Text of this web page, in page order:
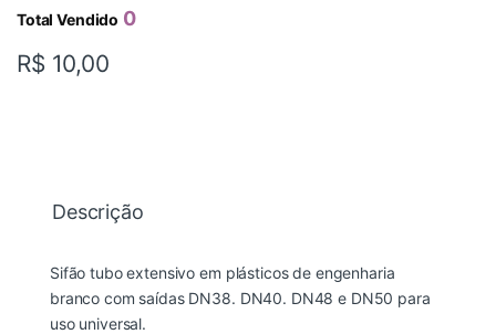
Total Vendido 0
R$ 10,00
Descrição
Sifão tubo extensivo em plásticos de engenharia
branco com saídas DN38. DN40. DN48 e DN50 para
uso universal.